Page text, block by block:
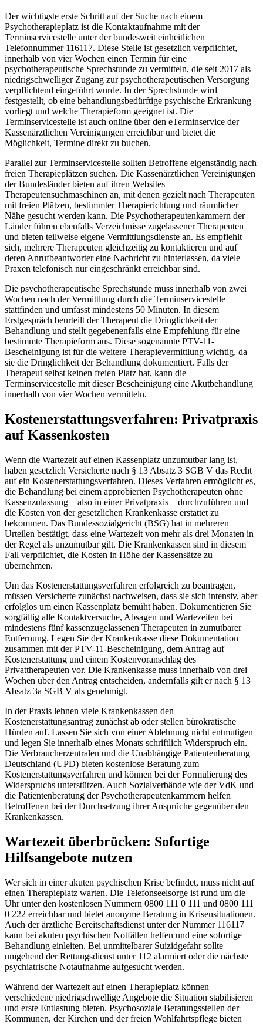
Der wichtigste erste Schritt auf der Suche nach einem
Psychotherapieplatz ist die Kontaktaufnahme mit der
Terminservicestelle unter der bundesweit einheitlichen
Telefonnummer 116117. Diese Stelle ist gesetzlich verpflichtet,
innerhalb von vier Wochen einen Termin für eine
psychotherapeutische Sprechstunde zu vermitteln, die seit 2017 als
niedrigschwelliger Zugang zur psychotherapeutischen Versorgung
verpflichtend eingeführt wurde. In der Sprechstunde wird
festgestellt, ob eine behandlungsbedürftige psychische Erkrankung
vorliegt und welche Therapieform geeignet ist. Die
Terminservicestelle ist auch online über den eTerminservice der
Kassenärztlichen Vereinigungen erreichbar und bietet die
Möglichkeit, Termine direkt zu buchen.
Parallel zur Terminservicestelle sollten Betroffene eigenständig nach
freien Therapieplätzen suchen. Die Kassenärztlichen Vereinigungen
der Bundesländer bieten auf ihren Websites
Therapeutensuchmaschinen an, mit denen gezielt nach Therapeuten
mit freien Plätzen, bestimmter Therapierichtung und räumlicher
Nähe gesucht werden kann. Die Psychotherapeutenkammern der
Länder führen ebenfalls Verzeichnisse zugelassener Therapeuten
und bieten teilweise eigene Vermittlungsdienste an. Es empfiehlt
sich, mehrere Therapeuten gleichzeitig zu kontaktieren und auf
deren Anrufbeantworter eine Nachricht zu hinterlassen, da viele
Praxen telefonisch nur eingeschränkt erreichbar sind.
Die psychotherapeutische Sprechstunde muss innerhalb von zwei
Wochen nach der Vermittlung durch die Terminservicestelle
stattfinden und umfasst mindestens 50 Minuten. In diesem
Erstgespräch beurteilt der Therapeut die Dringlichkeit der
Behandlung und stellt gegebenenfalls eine Empfehlung für eine
bestimmte Therapieform aus. Diese sogenannte PTV-11-
Bescheinigung ist für die weitere Therapievermittlung wichtig, da
sie die Dringlichkeit der Behandlung dokumentiert. Falls der
Therapeut selbst keinen freien Platz hat, kann die
Terminservicestelle mit dieser Bescheinigung eine Akutbehandlung
innerhalb von vier Wochen vermitteln.
Kostenerstattungsverfahren: Privatpraxis
auf Kassenkosten
Wenn die Wartezeit auf einen Kassenplatz unzumutbar lang ist,
haben gesetzlich Versicherte nach § 13 Absatz 3 SGB V das Recht
auf ein Kostenerstattungsverfahren. Dieses Verfahren ermöglicht es,
die Behandlung bei einem approbierten Psychotherapeuten ohne
Kassenzulassung – also in einer Privatpraxis – durchzuführen und
die Kosten von der gesetzlichen Krankenkasse erstattet zu
bekommen. Das Bundessozialgericht (BSG) hat in mehreren
Urteilen bestätigt, dass eine Wartezeit von mehr als drei Monaten in
der Regel als unzumutbar gilt. Die Krankenkassen sind in diesem
Fall verpflichtet, die Kosten in Höhe der Kassensätze zu
übernehmen.
Um das Kostenerstattungsverfahren erfolgreich zu beantragen,
müssen Versicherte zunächst nachweisen, dass sie sich intensiv, aber
erfolglos um einen Kassenplatz bemüht haben. Dokumentieren Sie
sorgfältig alle Kontaktversuche, Absagen und Wartezeiten bei
mindestens fünf kassenzugelassenen Therapeuten in zumutbarer
Entfernung. Legen Sie der Krankenkasse diese Dokumentation
zusammen mit der PTV-11-Bescheinigung, dem Antrag auf
Kostenerstattung und einem Kostenvoranschlag des
Privattherapeuten vor. Die Krankenkasse muss innerhalb von drei
Wochen über den Antrag entscheiden, andernfalls gilt er nach § 13
Absatz 3a SGB V als genehmigt.
In der Praxis lehnen viele Krankenkassen den
Kostenerstattungsantrag zunächst ab oder stellen bürokratische
Hürden auf. Lassen Sie sich von einer Ablehnung nicht entmutigen
und legen Sie innerhalb eines Monats schriftlich Widerspruch ein.
Die Verbraucherzentralen und die Unabhängige Patientenberatung
Deutschland (UPD) bieten kostenlose Beratung zum
Kostenerstattungsverfahren und können bei der Formulierung des
Widerspruchs unterstützen. Auch Sozialverbände wie der VdK und
die Patientenberatung der Psychotherapeutenkammern helfen
Betroffenen bei der Durchsetzung ihrer Ansprüche gegenüber den
Krankenkassen.
Wartezeit überbrücken: Sofortige
Hilfsangebote nutzen
Wer sich in einer akuten psychischen Krise befindet, muss nicht auf
einen Therapieplatz warten. Die Telefonseelsorge ist rund um die
Uhr unter den kostenlosen Nummern 0800 111 0 111 und 0800 111
0 222 erreichbar und bietet anonyme Beratung in Krisensituationen.
Auch der ärztliche Bereitschaftsdienst unter der Nummer 116117
kann bei akuten psychischen Notfällen helfen und eine sofortige
Behandlung einleiten. Bei unmittelbarer Suizidgefahr sollte
umgehend der Rettungsdienst unter 112 alarmiert oder die nächste
psychiatrische Notaufnahme aufgesucht werden.
Während der Wartezeit auf einen Therapieplatz können
verschiedene niedrigschwellige Angebote die Situation stabilisieren
und erste Entlastung bieten. Psychosoziale Beratungsstellen der
Kommunen, der Kirchen und der freien Wohlfahrtspflege bieten